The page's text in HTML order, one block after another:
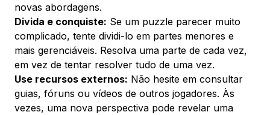
novas abordagens.
Divida e conquiste: Se um puzzle parecer muito
complicado, tente dividi-lo em partes menores e
mais gerenciáveis. Resolva uma parte de cada vez,
em vez de tentar resolver tudo de uma vez.
Use recursos externos: Não hesite em consultar
guias, fóruns ou vídeos de outros jogadores. Às
vezes, uma nova perspectiva pode revelar uma